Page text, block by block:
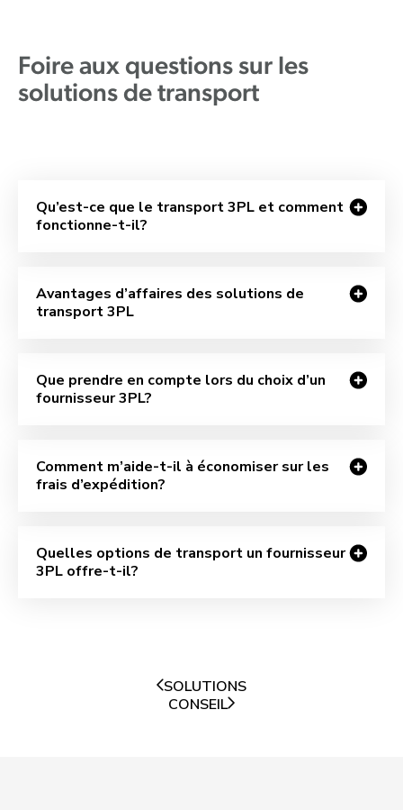
Foire aux questions sur les
solutions de transport
Qu’est-ce que le transport 3PL et comment
fonctionne-t-il?
Avantages d’affaires des solutions de
transport 3PL
Que prendre en compte lors du choix d’un
fournisseur 3PL?
Comment m’aide-t-il à économiser sur les
frais d’expédition?
Quelles options de transport un fournisseur
3PL offre-t-il?
SOLUTIONS
CONSEIL